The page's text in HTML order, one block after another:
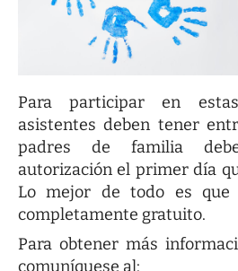
Para participar en
asistentes deben tener
padres de familia
autorización el primer día
Lo mejor de todo es que
completamente gratuito.
Para obtener más
comuníquese al: